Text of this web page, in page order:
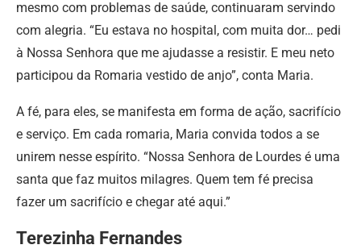
mesmo com problemas de saúde, continuaram servindo
com alegria. “Eu estava no hospital, com muita dor… pedi
à Nossa Senhora que me ajudasse a resistir. E meu neto
participou da Romaria vestido de anjo”, conta Maria.
A fé, para eles, se manifesta em forma de ação, sacrifício
e serviço. Em cada romaria, Maria convida todos a se
unirem nesse espírito. “Nossa Senhora de Lourdes é uma
santa que faz muitos milagres. Quem tem fé precisa
fazer um sacrifício e chegar até aqui.”
Terezinha Fernandes